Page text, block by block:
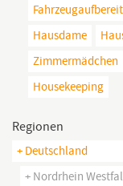
Hausdame
Zimmermädchen
Housekeeping
Regionen
+ Deutschland
+ Nordrhein